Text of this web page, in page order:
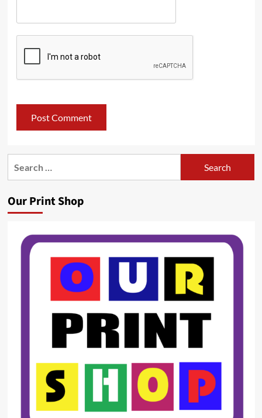
Our Print Shop